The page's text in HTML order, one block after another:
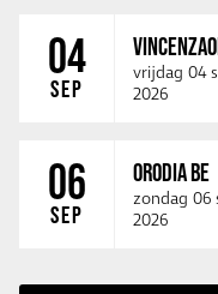
04
SEP
vrijdag 04
2026
06
SEP
ORODIA BE
zondag 06
2026